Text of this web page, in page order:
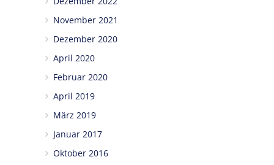
November 2021
Dezember 2020
April 2020
Februar 2020
April 2019
März 2019
Januar 2017
Oktober 2016